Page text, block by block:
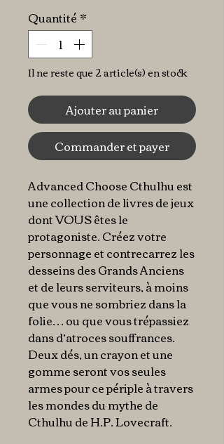
Quantité *
Il ne reste que 2 article(s) en stock
Ajouter au panier
Commander et payer
Advanced Choose Cthulhu est
une collection de livres de jeux
dont VOUS êtes le
protagoniste. Créez votre
personnage et contrecarrez les
desseins des Grands Anciens
et de leurs serviteurs, à moins
que vous ne sombriez dans la
folie… ou que vous trépassiez
dans d’atroces souffrances.
Deux dés, un crayon et une
gomme seront vos seules
armes pour ce périple à travers
les mondes du mythe de
Cthulhu de H.P. Lovecraft.